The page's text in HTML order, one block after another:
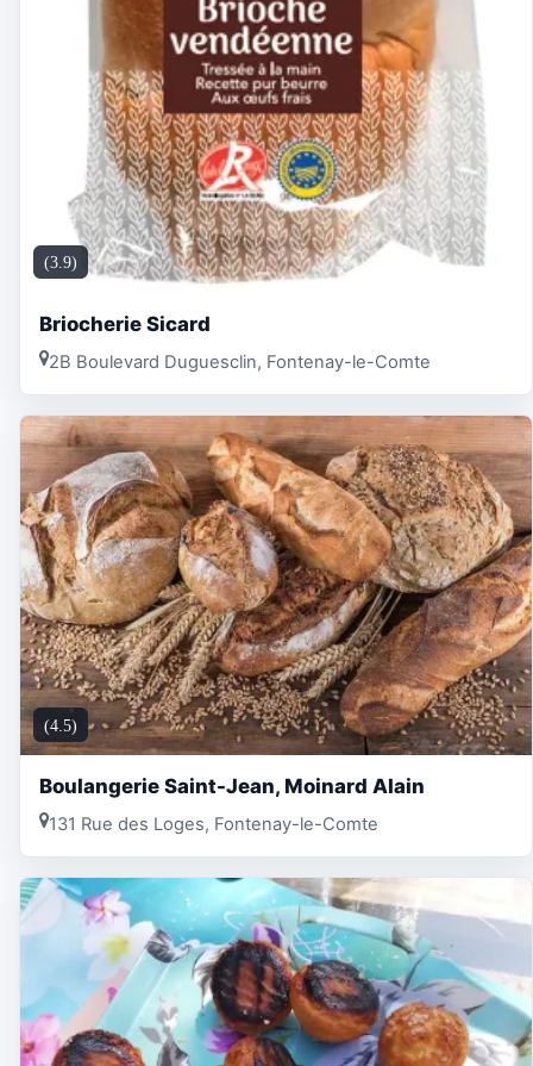
(3.9)
Briocherie Sicard
2B Boulevard Duguesclin, Fontenay-le-Comte
(4.5)
Boulangerie Saint-Jean, Moinard Alain
131 Rue des Loges, Fontenay-le-Comte